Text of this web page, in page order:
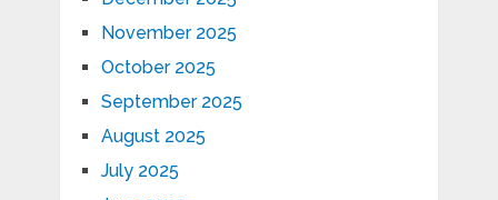
November 2025
October 2025
September 2025
August 2025
July 2025